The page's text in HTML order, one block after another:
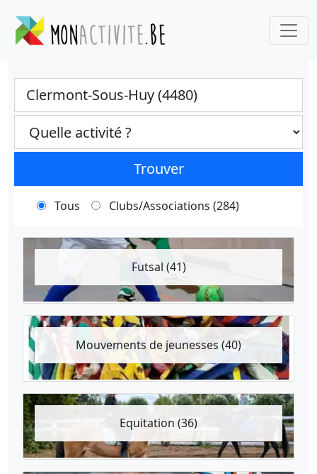
Trouver
Tous Clubs/Associations (284)
Futsal (41)
Mouvements de jeunesses (40)
Equitation (36)